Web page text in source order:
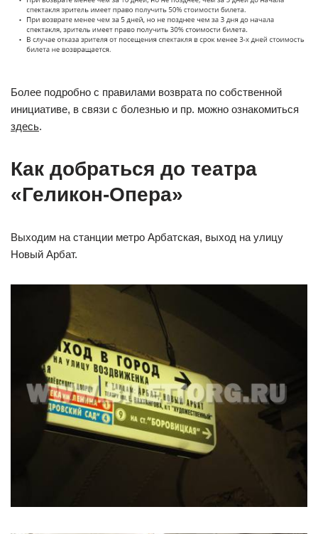
Более подробно с правилами возврата по собственной
инициативе, в связи с болезнью и пр. можно ознакомиться
здесь.
Как добраться до театра
«Геликон-Опера»
Выходим на станции метро Арбатская, выход на улицу
Новый Арбат.